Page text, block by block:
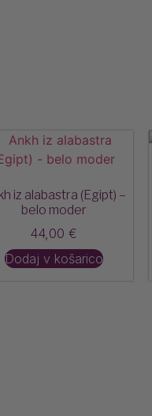
iz alabastra (Egipt) –
belo moder
44,00€
Dodaj v košarico